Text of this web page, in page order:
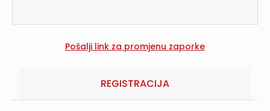
REGISTRACIJA